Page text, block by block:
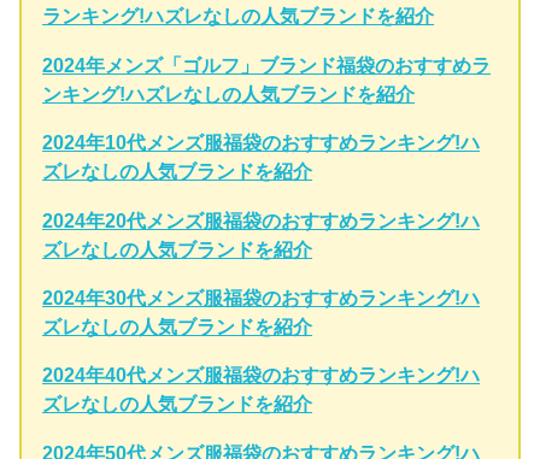
ランキング!ハズレなしの人気ブランドを紹介
2024年メンズ「ゴルフ」ブランド福袋のおすすめラ
ンキング!ハズレなしの人気ブランドを紹介
2024年10代メンズ服福袋のおすすめランキング!ハ
ズレなしの人気ブランドを紹介
2024年20代メンズ服福袋のおすすめランキング!ハ
ズレなしの人気ブランドを紹介
2024年30代メンズ服福袋のおすすめランキング!ハ
ズレなしの人気ブランドを紹介
2024年40代メンズ服福袋のおすすめランキング!ハ
ズレなしの人気ブランドを紹介
2024年50代メンズ服福袋のおすすめランキング!ハ